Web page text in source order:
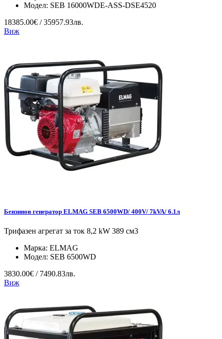
Модел: SEB 16000WDE-ASS-DSE4520
18385.00€ / 35957.93лв.
Виж
Бензинов генератор ELMAG SEB 6500WD/ 400V/ 7kVA/ 6.1л
Трифазен агрегат за ток 8,2 kW 389 см3
Марка: ELMAG
Модел: SEB 6500WD
3830.00€ / 7490.83лв.
Виж